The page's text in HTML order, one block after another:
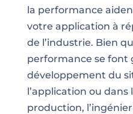
la performance
votre application à
de l’industrie. Bien
performance se font
développement du
l’application ou
production,